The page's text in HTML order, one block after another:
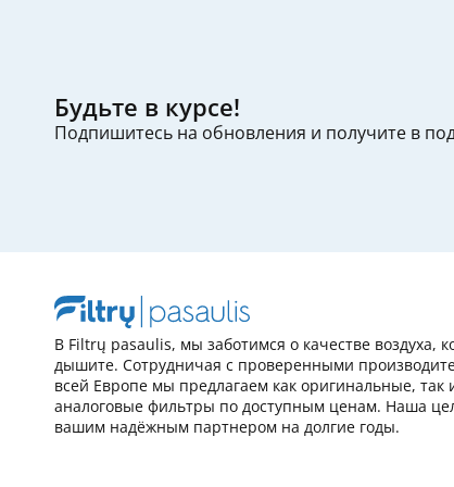
Будьте в курсе!
Подпишитесь на обновления и получите в
В Filtrų pasaulis, мы заботимся о качестве воздуха,
дышите. Сотрудничая с проверенными
всей Европе мы предлагаем как оригинальные, так
аналоговые фильтры по доступным ценам. Наша
вашим надёжным партнером на долгие годы.